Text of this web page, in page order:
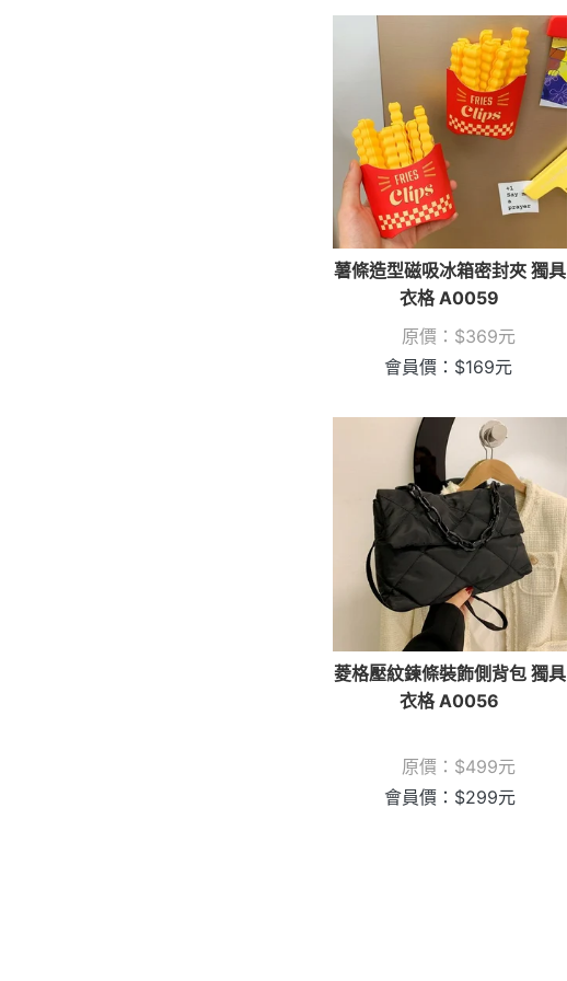
薯條造型磁吸冰箱密封夾 獨具
衣格 A0059
原價： $369元
會員價： $169元
菱格壓紋鍊條裝飾側背包 獨具
衣格 A0056
原價： $499元
會員價： $299元